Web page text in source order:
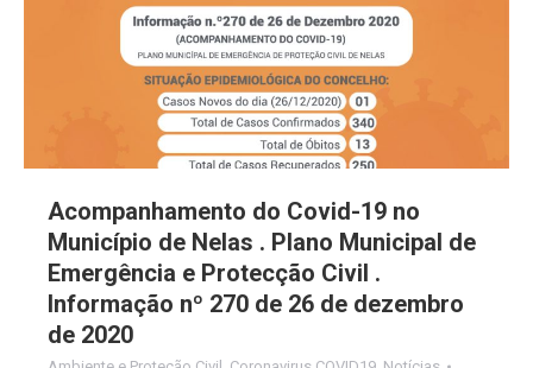
Acompanhamento do Covid-19 no
Município de Nelas . Plano Municipal de
Emergência e Protecção Civil .
Informação nº 270 de 26 de dezembro
de 2020